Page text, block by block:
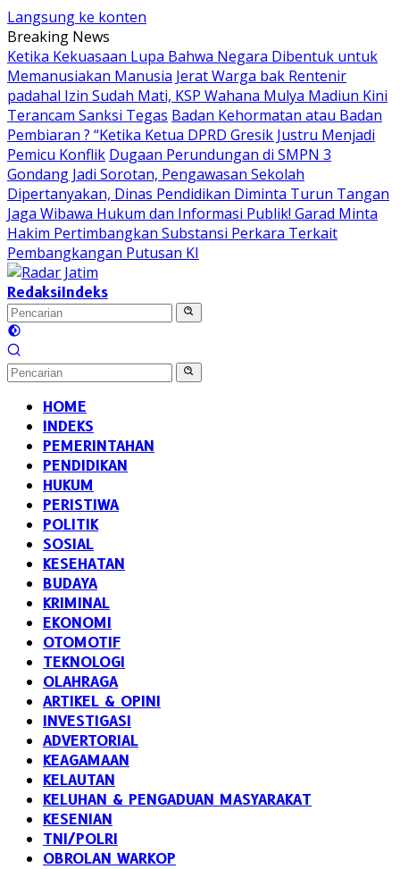
Langsung ke konten
Breaking News
Ketika Kekuasaan Lupa Bahwa Negara Dibentuk untuk
Memanusiakan Manusia Jerat Warga bak Rentenir
padahal Izin Sudah Mati, KSP Wahana Mulya Madiun Kini
Terancam Sanksi Tegas Badan Kehormatan atau Badan
Pembiaran ? “Ketika Ketua DPRD Gresik Justru Menjadi
Pemicu Konflik Dugaan Perundungan di SMPN 3
Gondang Jadi Sorotan, Pengawasan Sekolah
Dipertanyakan, Dinas Pendidikan Diminta Turun Tangan
Jaga Wibawa Hukum dan Informasi Publik! Garad Minta
Hakim Pertimbangkan Substansi Perkara Terkait
Pembangkangan Putusan KI
RedaksiIndeks
HOME
INDEKS
PEMERINTAHAN
PENDIDIKAN
HUKUM
PERISTIWA
POLITIK
SOSIAL
KESEHATAN
BUDAYA
KRIMINAL
EKONOMI
OTOMOTIF
TEKNOLOGI
OLAHRAGA
ARTIKEL & OPINI
INVESTIGASI
ADVERTORIAL
KEAGAMAAN
KELAUTAN
KELUHAN & PENGADUAN MASYARAKAT
KESENIAN
TNI/POLRI
OBROLAN WARKOP